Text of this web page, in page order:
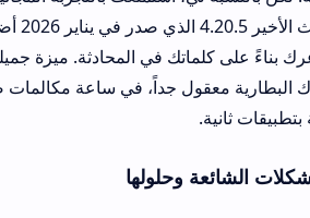
التحديث الأخير 4.20.5 الذي صدر في
في المحادثة. ميزة جميلة وممتعة.